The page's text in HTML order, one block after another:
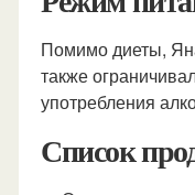
Помимо диеты,
также
употребления
Список